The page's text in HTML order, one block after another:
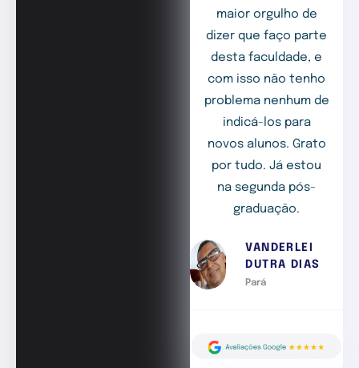
maior orgulho de
dizer que faço parte
desta faculdade, e
com isso não tenho
problema nenhum de
indicá-los para
novos alunos. Grato
por tudo. Já estou
na segunda pós-
graduação.
VANDERLEI
DUTRA DIAS
Pará